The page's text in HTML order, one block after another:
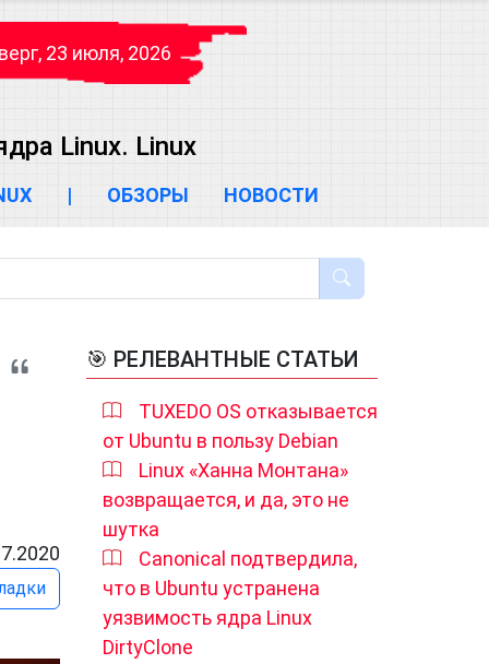
23 июля, 2026
Linux. Linux
| ОБЗОРЫ НОВОСТИ
🎯 РЕЛЕВАНТНЫЕ СТАТЬИ
TUXEDO OS отказывается
от Ubuntu в пользу Debian
Linux «Ханна Монтана»
возвращается, и да, это не
шутка
Canonical подтвердила,
что в Ubuntu устранена
уязвимость ядра Linux
DirtyClone